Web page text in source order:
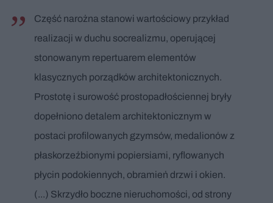
Część narożna stanowi wartościowy przykład
realizacji w duchu socrealizmu, operującej
stonowanym repertuarem elementów
klasycznych porządków architektonicznych.
Prostotę i surowość prostopadłościennej bryły
dopełniono detalem architektonicznym w
postaci profilowanych gzymsów, medalionów z
płaskorzeźbionymi popiersiami, ryflowanych
płycin podokiennych, obramień drzwi i okien.
(...) Skrzydło boczne nieruchomości, od strony